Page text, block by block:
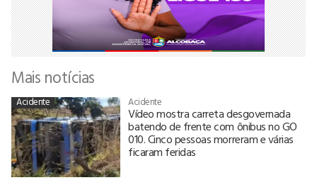
Mais notícias
Acidente Acidente
Vídeo mostra carreta desgovernada
batendo de frente com ônibus no GO
010. Cinco pessoas morreram e várias
ficaram feridas